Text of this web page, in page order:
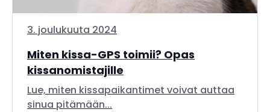
3. joulukuuta 2024
Miten kissa-GPS toimii? Opas
kissanomistajille
Lue, miten kissapaikantimet voivat auttaa
sinua pitämään...